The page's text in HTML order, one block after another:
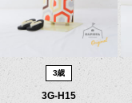
3歳
3G-H15